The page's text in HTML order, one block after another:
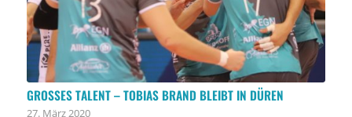
GROSSES TALENT – TOBIAS BRAND BLEIBT IN DÜREN
27. März 2020